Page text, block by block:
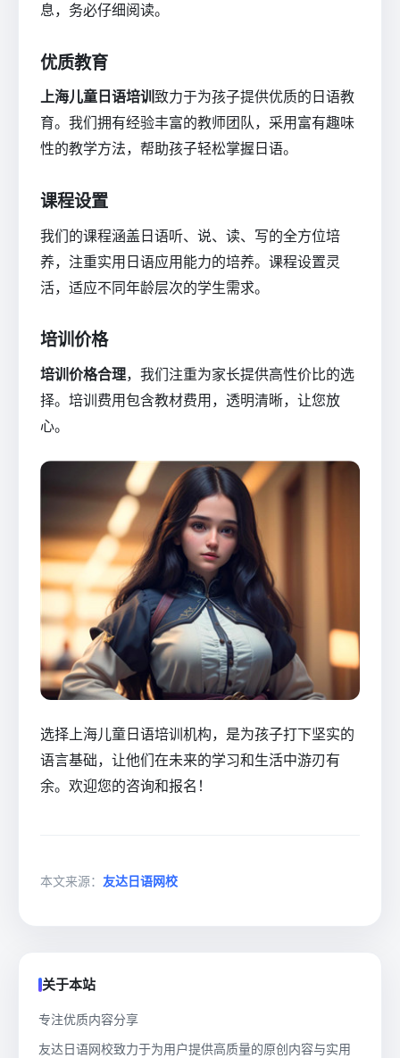
息，务必仔细阅读。
优质教育
上海儿童日语培训 致力于为孩子提供优质的日语教
育。我们拥有经验丰富的教师团队，采用富有趣味
性的教学方法，帮助孩子轻松掌握日语。
课程设置
我们的课程涵盖日语听、说、读、写的全方位培
养，注重实用日语应用能力的培养。课程设置灵
活，适应不同年龄层次的学生需求。
培训价格
培训价格合理，我们注重为家长提供高性价比的选
择。培训费用包含教材费用，透明清晰，让您放
心。
选择上海儿童日语培训机构，是为孩子打下坚实的
语言基础，让他们在未来的学习和生活中游刃有
余。欢迎您的咨询和报名！
本文来源： 友达日语网校
关于本站
专注优质内容分享
友达日语网校致力于为用户提供高质量的原创内容与实用